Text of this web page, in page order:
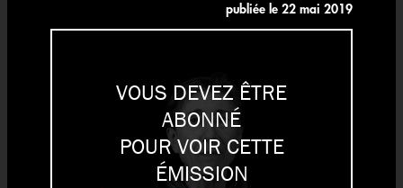
publiée le 22 mai 2019
VOUS DEVEZ ÊTRE
ABONNÉ
POUR VOIR CETTE
ÉMISSION